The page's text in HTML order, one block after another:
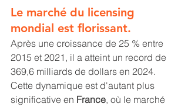
Le marché du licensing
mondial est florissant.
Après une croissance de 25 % entre
2015 et 2021, il a atteint un record de
369,6 milliards de dollars en 2024.
Cette dynamique est d'autant plus
significative en France, où le marché